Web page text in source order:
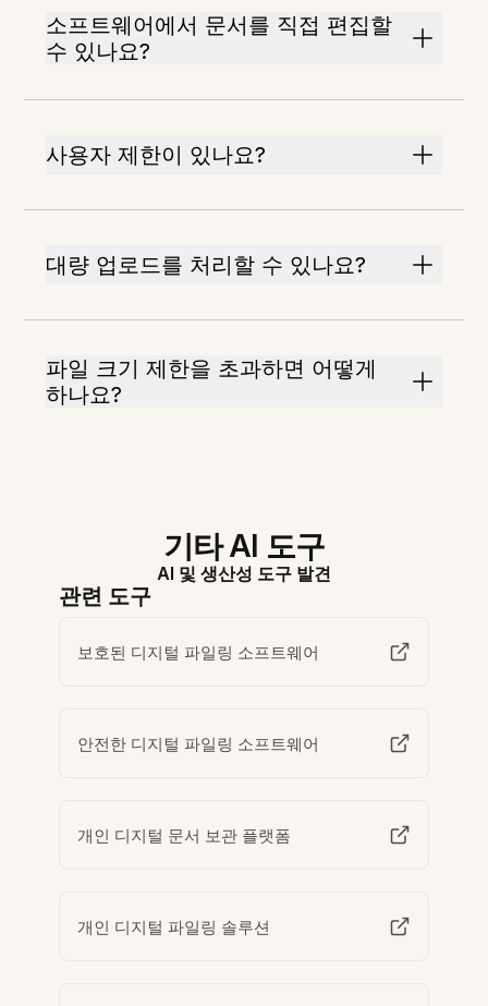
소프트웨어에서 문서를 직접 편집할
수 있나요?
사용자 제한이 있나요?
대량 업로드를 처리할 수 있나요?
파일 크기 제한을 초과하면 어떻게
하나요?
기타 AI 도구
AI 및 생산성 도구 발견
관련 도구
보호된 디지털 파일링 소프트웨어
안전한 디지털 파일링 소프트웨어
개인 디지털 문서 보관 플랫폼
개인 디지털 파일링 솔루션